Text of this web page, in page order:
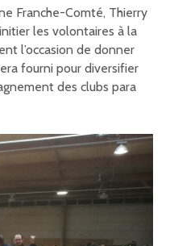
Franche-Comté, Thierry
les volontaires à la
l’occasion de donner
fourni pour diversifier
des clubs para